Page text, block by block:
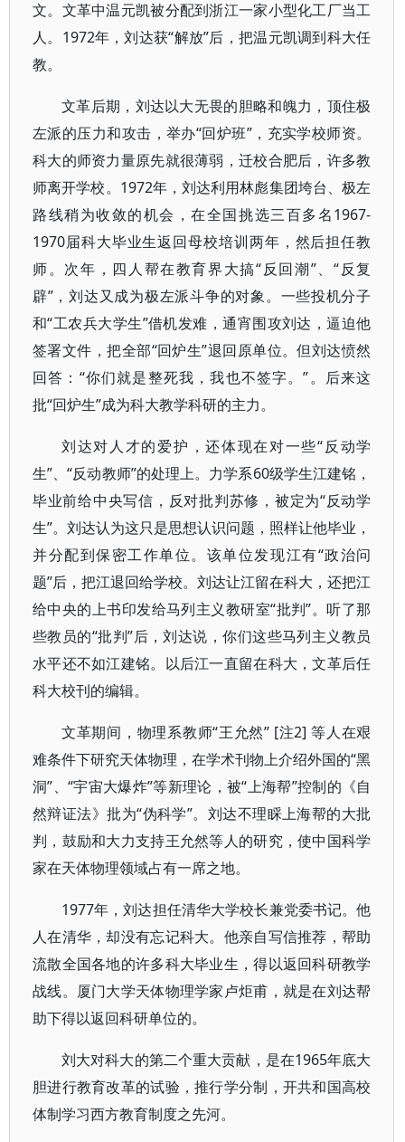
文。文革中温元凯被分配到浙江一家小型化工厂当工
人。1972年，刘达获“解放”后，把温元凯调到科大任
教。
文革后期，刘达以大无畏的胆略和魄力，顶住极
左派的压力和攻击，举办“回炉班”，充实学校师资。
科大的师资力量原先就很薄弱，迁校合肥后，许多教
师离开学校。1972年，刘达利用林彪集团垮台、极左
路线稍为收敛的机会，在全国挑选三百多名1967-
1970届科大毕业生返回母校培训两年，然后担任教
师。次年，四人帮在教育界大搞“反回潮”、“反复
辟”，刘达又成为极左派斗争的对象。一些投机分子
和“工农兵大学生”借机发难，通宵围攻刘达，逼迫他
签署文件，把全部“回炉生”退回原单位。但刘达愤然
回答：“你们就是整死我，我也不签字。”。后来这
批“回炉生”成为科大教学科研的主力。
刘达对人才的爱护，还体现在对一些“反动学
生”、“反动教师”的处理上。力学系60级学生江建铭，
毕业前给中央写信，反对批判苏修，被定为“反动学
生”。刘达认为这只是思想认识问题，照样让他毕业，
并分配到保密工作单位。该单位发现江有“政治问
题”后，把江退回给学校。刘达让江留在科大，还把江
给中央的上书印发给马列主义教研室“批判”。听了那
些教员的“批判”后，刘达说，你们这些马列主义教员
水平还不如江建铭。以后江一直留在科大，文革后任
科大校刊的编辑。
文革期间，物理系教师“王允然” [注2] 等人在艰
难条件下研究天体物理，在学术刊物上介绍外国的“黑
洞”、“宇宙大爆炸”等新理论，被“上海帮”控制的《自
然辩证法》批为“伪科学”。刘达不理睬上海帮的大批
判，鼓励和大力支持王允然等人的研究，使中国科学
家在天体物理领域占有一席之地。
1977年，刘达担任清华大学校长兼党委书记。他
人在清华，却没有忘记科大。他亲自写信推荐，帮助
流散全国各地的许多科大毕业生，得以返回科研教学
战线。厦门大学天体物理学家卢炬甫，就是在刘达帮
助下得以返回科研单位的。
刘大对科大的第二个重大贡献，是在1965年底大
胆进行教育改革的试验，推行学分制，开共和国高校
体制学习西方教育制度之先河。